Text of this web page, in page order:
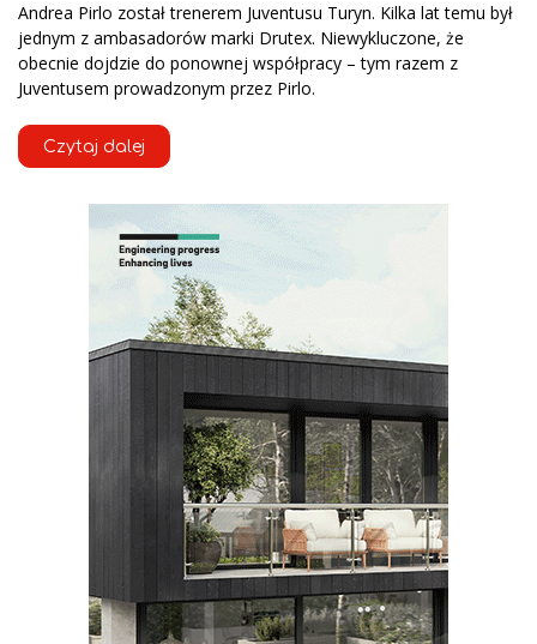
Andrea Pirlo został trenerem Juventusu Turyn. Kilka lat temu był
jednym z ambasadorów marki Drutex. Niewykluczone, że
obecnie dojdzie do ponownej współpracy – tym razem z
Juventusem prowadzonym przez Pirlo.
Czytaj dalej